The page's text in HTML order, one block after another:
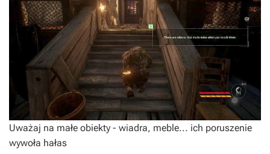
Uważaj na małe obiekty - wiadra, meble... ich poruszenie
wywoła hałas